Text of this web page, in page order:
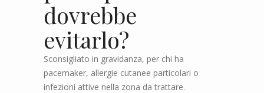
dovrebbe
evitarlo?
Sconsigliato in gravidanza, per chi ha
pacemaker, allergie cutanee particolari o
infezioni attive nella zona da trattare.